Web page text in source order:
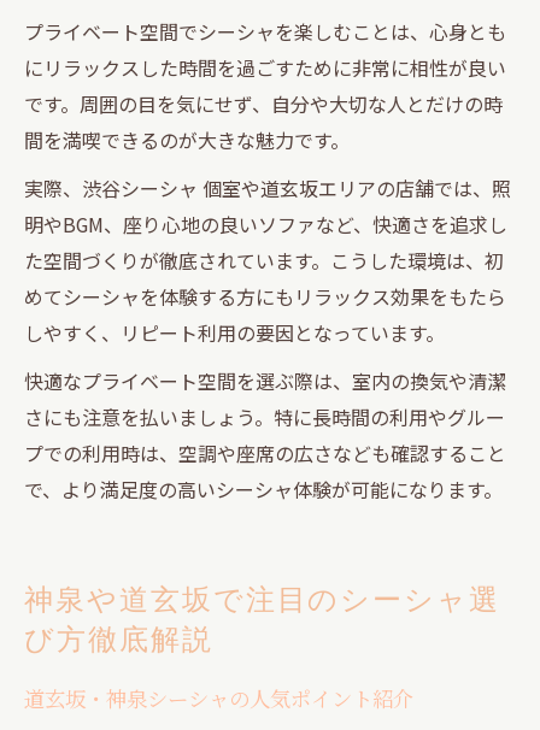
プライベート空間でシーシャを楽しむことは、心身とも
にリラックスした時間を過ごすために非常に相性が良い
です。周囲の目を気にせず、自分や大切な人とだけの時
間を満喫できるのが大きな魅力です。
実際、渋谷シーシャ 個室や道玄坂エリアの店舗では、照
明やBGM、座り心地の良いソファなど、快適さを追求し
た空間づくりが徹底されています。こうした環境は、初
めてシーシャを体験する方にもリラックス効果をもたら
しやすく、リピート利用の要因となっています。
快適なプライベート空間を選ぶ際は、室内の換気や清潔
さにも注意を払いましょう。特に長時間の利用やグルー
プでの利用時は、空調や座席の広さなども確認すること
で、より満足度の高いシーシャ体験が可能になります。
神泉や道玄坂で注目のシーシャ選
び方徹底解説
道玄坂・神泉シーシャの人気ポイント紹介